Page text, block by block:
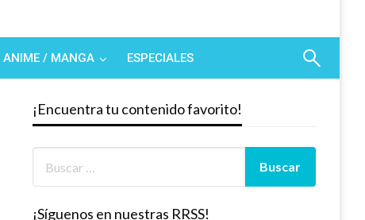
ANIME / MANGA ESPECIALES
¡Encuentra tu contenido favorito!
¡Síguenos en nuestras RRSS!